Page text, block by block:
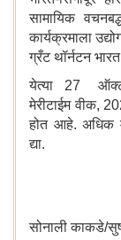
सामायिक
कार्यक्रमाला
ग्रँट थॉर्नटन
येत्या 27
मेरीटाईम वीक,
होत आहे. अधिक
द्या.
सोनाली काकडे/